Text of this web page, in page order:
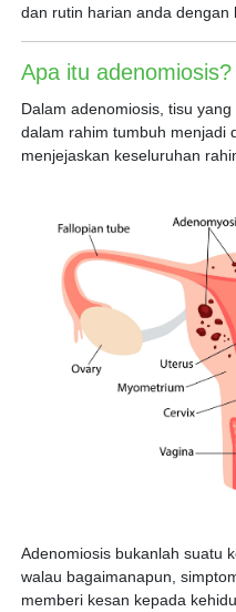
dan rutin harian anda dengan
Apa itu adenomiosis?
Dalam adenomiosis, tisu
dalam rahim tumbuh menjadi
menjejaskan keseluruhan
Adenomiosis bukanlah suatu
walau bagaimanapun,
memberi kesan kepada